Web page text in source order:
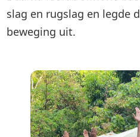
slag en rugslag en legde
beweging uit.